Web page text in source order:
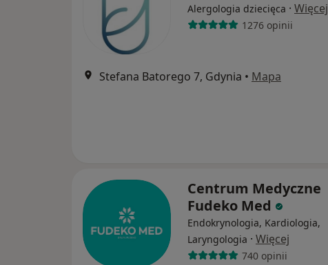
Alergologia dziecięca · Więcej
1276 opinii
Stefana Batorego 7, Gdynia • Mapa
Centrum Medyczne
Fudeko Med
Endokrynologia, Kardiologia,
Laryngologia · Więcej
740 opinii